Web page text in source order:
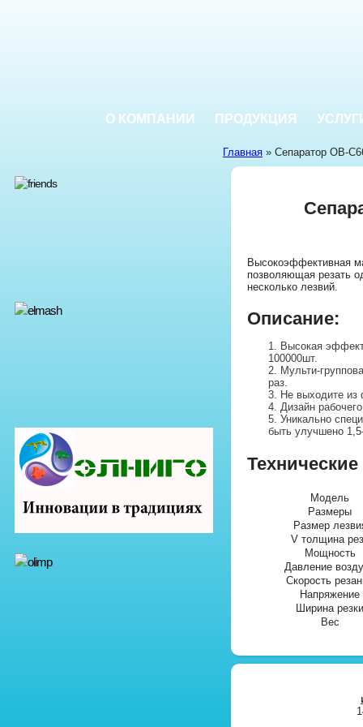
О КОМПАНИИ ПРОДУКЦИЯ
Главная » Сепаратор OB-
Высокоэффективная
позволяющая резать
несколько лезвий.
Описание:
Высокая
100000шт.
Мульти-
раз.
Не выходите
Дизайн
Уникально
быть улучшено
Модель
Размеры
Размер
V толщина
Мощность
Давление
Скорость
Напряжение
Ширина резки
Вес